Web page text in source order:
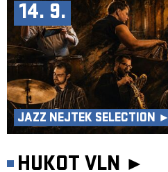
14. 9.
JAZZ NEJTEK SELECTION ►
HUKOT VLN ►